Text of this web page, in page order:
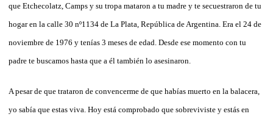
que Etchecolatz, Camps y su tropa mataron a tu madre y te secuestraron de tu
hogar en la calle 30 nº1134 de La Plata, República de Argentina. Era el 24 de
noviembre de 1976 y tenías 3 meses de edad. Desde ese momento con tu
padre te buscamos hasta que a él también lo asesinaron.
A pesar de que trataron de convencerme de que habías muerto en la balacera,
yo sabía que estas viva. Hoy está comprobado que sobreviviste y estás en